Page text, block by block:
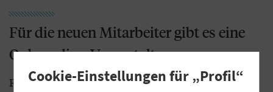
Für die neuen Mitarbeiter gibt es eine
Onboarding-Veranstaltung
Für neue Mitarbeiter und damit auch für
Cookie-Einstellungen für „Profil“